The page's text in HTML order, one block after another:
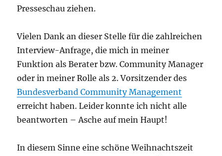
Presseschau ziehen.
Vielen Dank an dieser Stelle für die zahlreichen
Interview-Anfrage, die mich in meiner
Funktion als Berater bzw. Community Manager
oder in meiner Rolle als 2. Vorsitzender des
Bundesverband Community Management
erreicht haben. Leider konnte ich nicht alle
beantworten – Asche auf mein Haupt!
In diesem Sinne eine schöne Weihnachtszeit